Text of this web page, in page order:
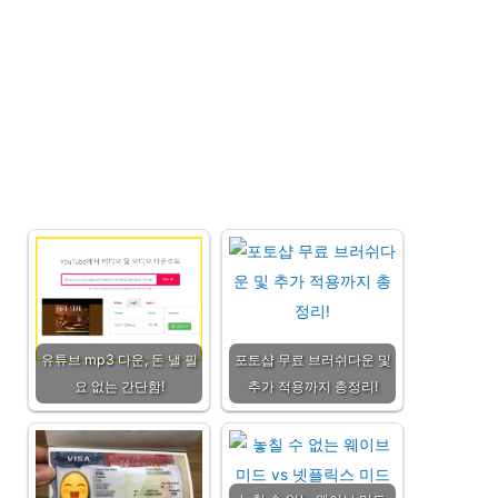
유튜브 mp3 다운, 돈 낼 필
요 없는 간단함!
포토샵 무료 브러쉬다운 및
추가 적용까지 총정리!